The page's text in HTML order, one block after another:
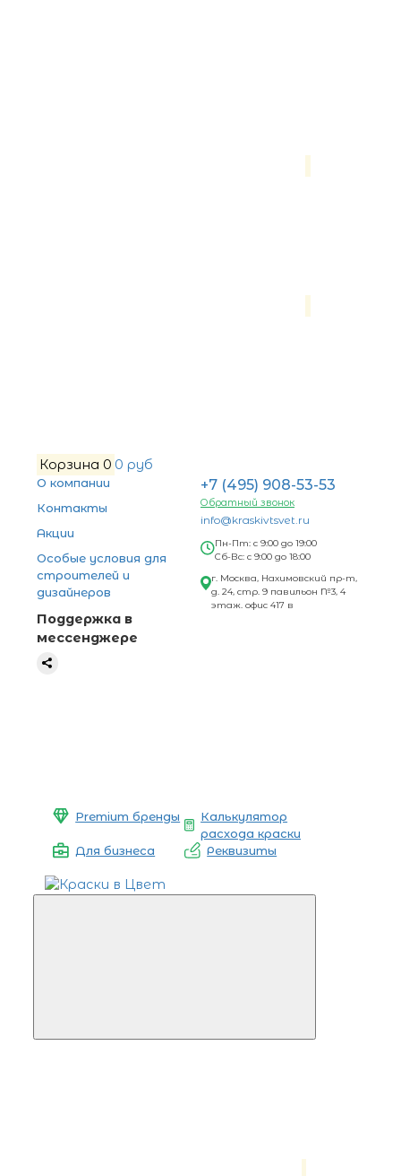
Корзина 0 0 руб
О компании
Контакты
Акции
Особые условия для
строителей и
дизайнеров
Поддержка в
мессенджере
+7 (495) 908-53-53
Обратный звонок
info@kraskivtsvet.ru
Пн-Пт: с 9:00 до 19:00
Сб-Вс: с 9:00 до 18:00
г. Москва, Нахимовский пр-т,
д. 24, стр. 9 павильон №3, 4
этаж. офис 417 в
Premium бренды
Калькулятор
расхода краски
Для бизнеса
Реквизиты